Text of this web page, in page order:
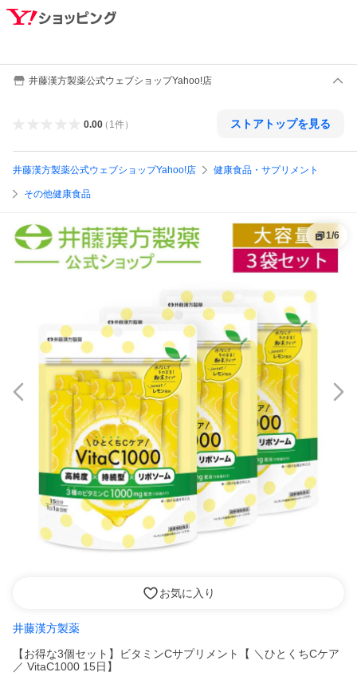
井藤漢方製薬公式ウェブショップYahoo!店
0.00（ 1件） ストアトップを見る
井藤漢方製薬公式ウェブショップYahoo!店 健康食品・サプリメント
その他健康食品
1/6
お気に入り
井藤漢方製薬
【お得な3個セット】ビタミンCサプリメント【 ＼ひとくちCケア
／ VitaC1000 15日】